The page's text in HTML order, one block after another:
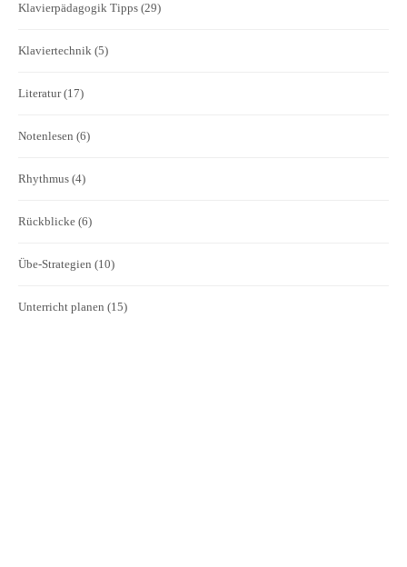
Klavierpädagogik Tipps (29)
Klaviertechnik (5)
Literatur(17)
Notenlesen (6)
Rhythmus (4)
Rückblicke (6)
Übe-Strategien (10)
Unterricht planen (15)